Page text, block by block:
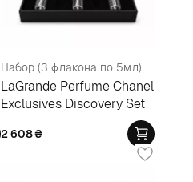
Набор (3 флакона по 5мл)
LaGrande Perfume Chanel
Exclusives Discovery Set
2 608₴